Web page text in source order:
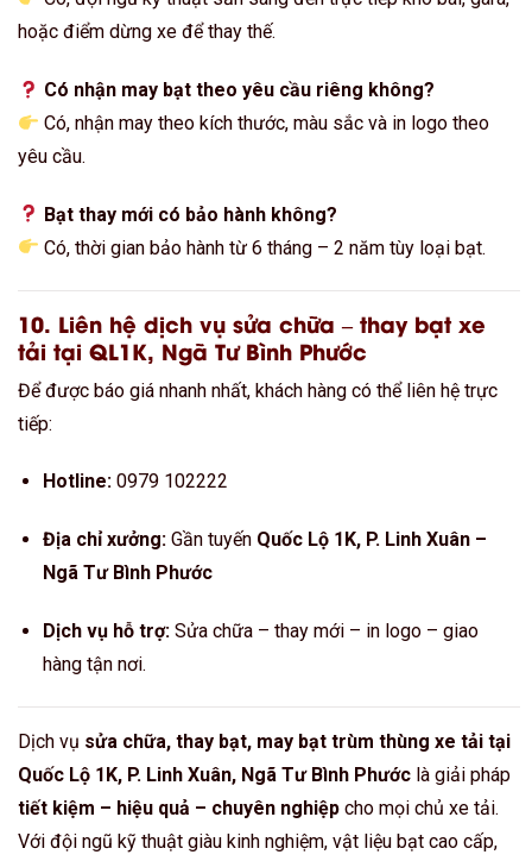
hoặc điểm dừng xe để thay thế.
Có nhận may bạt theo yêu cầu riêng không?
Có, nhận may theo kích thước, màu sắc và in logo theo
yêu cầu.
Bạt thay mới có bảo hành không?
Có, thời gian bảo hành từ 6 tháng – 2 năm tùy loại bạt.
10. Liên hệ dịch vụ sửa chữa – thay bạt xe
tải tại QL1K, Ngã Tư Bình Phước
Để được báo giá nhanh nhất, khách hàng có thể liên hệ trực
tiếp:
Hotline:0979 102222
Địa chỉ xưởng:Gần tuyến Quốc Lộ 1K, P. Linh Xuân –
Ngã Tư Bình Phước
Dịch vụ hỗ trợ:Sửa chữa – thay mới – in logo – giao
hàng tận nơi.
Dịch vụ sửa chữa, thay bạt, may bạt trùm thùng xe tải tại
Quốc Lộ 1K, P. Linh Xuân, Ngã Tư Bình Phước là giải pháp
tiết kiệm – hiệu quả – chuyên nghiệp cho mọi chủ xe tải.
Với đội ngũ kỹ thuật giàu kinh nghiệm, vật liệu bạt cao cấp,